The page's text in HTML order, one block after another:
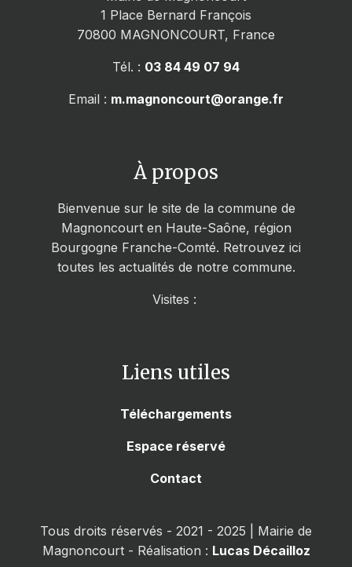
1 Place Bernard François
70800 MAGNONCOURT, France
Tél. : 03 84 49 07 94
Email : m.magnoncourt@orange.fr
À propos
Bienvenue sur le site de la commune de
Magnoncourt en Haute-Saône, région
Bourgogne Franche-Comté. Retrouvez ici
toutes les actualités de notre commune.
Visites :
Liens utiles
Téléchargements
Espace réservé
Contact
Tous droits réservés - 2021 - 2025 | Mairie de
Magnoncourt - Réalisation : Lucas Décailloz